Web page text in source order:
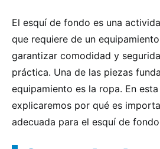
El esquí de fondo es una
que requiere de un
garantizar comodidad y
práctica. Una de las piezas
equipamiento es la ropa. En
explicaremos por qué es
adecuada para el esquí de